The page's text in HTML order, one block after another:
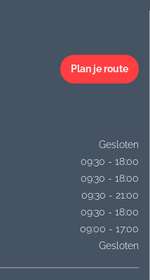
Plan je route
Gesloten
09:30 - 18:00
09:30 - 18:00
09:30 - 21:00
09:30 - 18:00
09:00 - 17:00
Gesloten